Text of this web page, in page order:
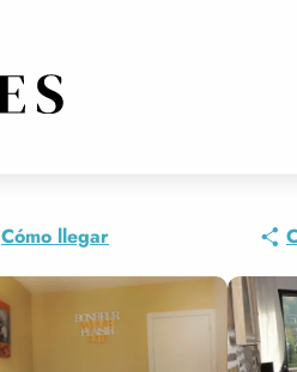
Cómo llegar